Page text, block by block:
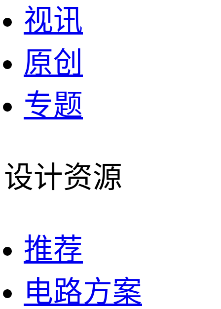
视讯
原创
专题
设计资源
推荐
电路方案